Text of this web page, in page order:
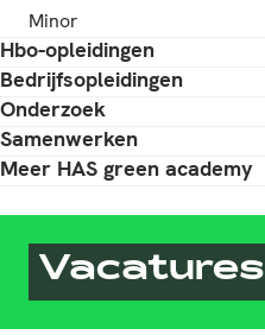
Minor
Hbo-opleidingen
Bedrijfsopleidingen
Onderzoek
Samenwerken
Meer HAS green academy
Vacatures